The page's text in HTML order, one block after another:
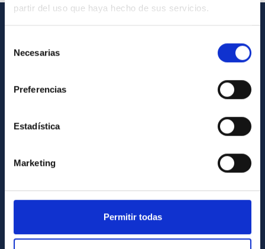
partir del uso que haya hecho de sus servicios.
Necesarias
Preferencias
Estadística
Marketing
Permitir todas
Biblioteca
Legislación
Código ético y política antifraude